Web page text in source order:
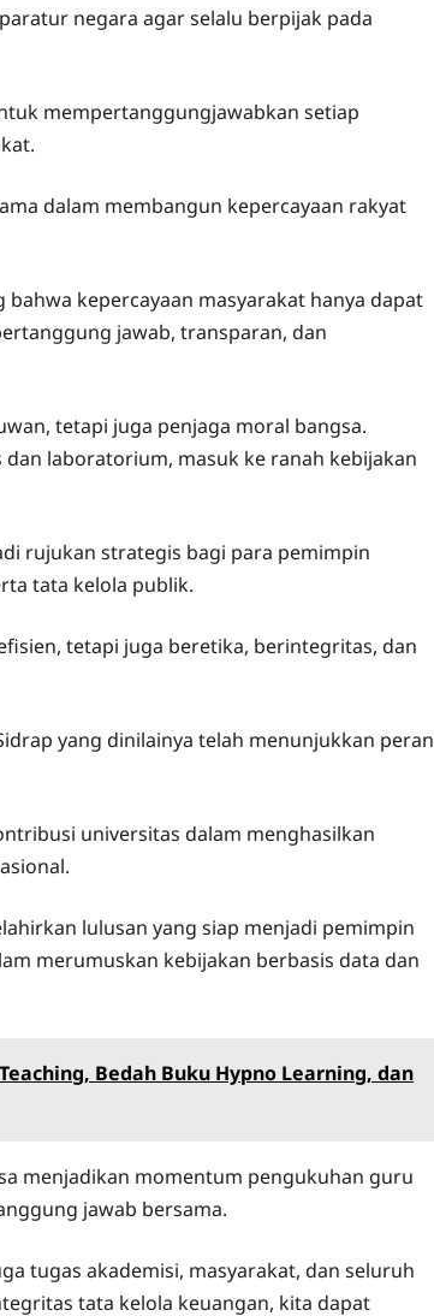
negara agar selalu berpijak pada
mempertanggungjawabkan setiap
dalam membangun kepercayaan rakyat
kepercayaan masyarakat hanya dapat
jawab, transparan, dan
tetapi juga penjaga moral bangsa.
laboratorium, masuk ke ranah kebijakan
rujukan strategis bagi para pemimpin
tata kelola publik.
tetapi juga beretika, berintegritas, dan
yang dinilainya telah menunjukkan peran
universitas dalam menghasilkan
lulusan yang siap menjadi pemimpin
merumuskan kebijakan berbasis data dan
Bedah Buku Hypno Learning, dan
menjadikan momentum pengukuhan guru
jawab bersama.
tugas akademisi, masyarakat, dan seluruh
tata kelola keuangan, kita dapat